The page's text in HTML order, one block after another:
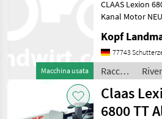
Macchina usata
CLAAS Lexion 6800
Kanal Motor
Betriebsstunden,
Trommelstunden, 881
Stunden, Beleuchtung LED
klappbare Vorsa
Kopf
77743
Raccolto
agricolo
/ Claas
Claas
6800 TT